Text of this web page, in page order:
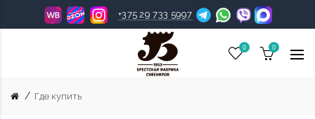
+375 29 733 5997
0 0
Где купить